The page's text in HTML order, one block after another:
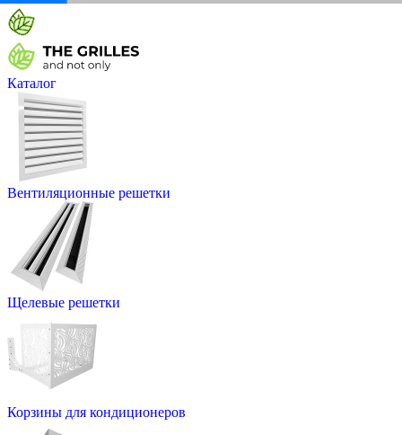
Каталог
Вентиляционные решетки
Щелевые решетки
Корзины для кондиционеров